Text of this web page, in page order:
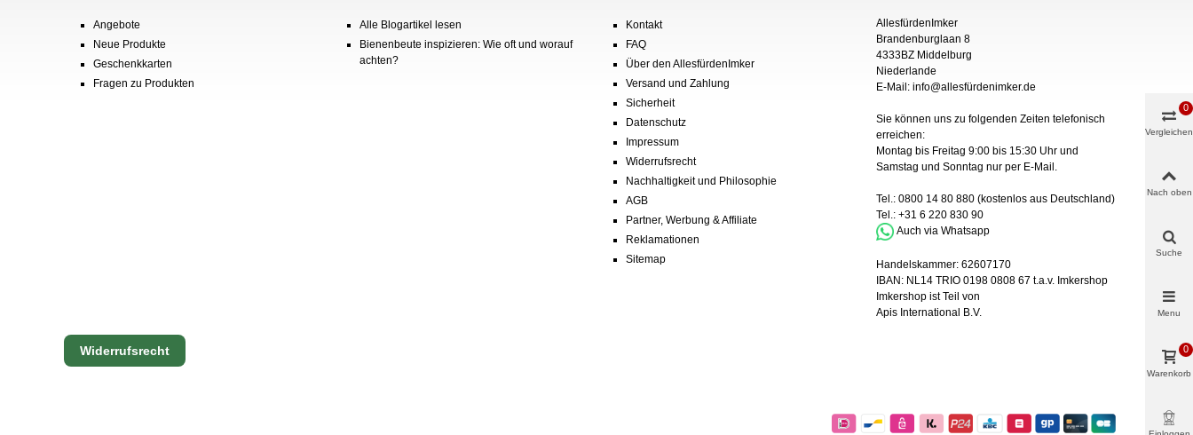
Angebote
Neue Produkte
Geschenkkarten
Fragen zu Produkten
Alle Blogartikel lesen
Bienenbeute inspizieren: Wie oft und worauf
achten?
Kontakt
FAQ
Über den AllesfürdenImker
Versand und Zahlung
Sicherheit
Datenschutz
Impressum
Widerrufsrecht
Nachhaltigkeit und Philosophie
AGB
Partner, Werbung & Affiliate
Reklamationen
Sitemap
AllesfürdenImker
Brandenburglaan 8
4333BZ Middelburg
Niederlande
E-Mail: info@allesfürdenimker.de
Sie können uns zu folgenden Zeiten telefonisch
erreichen:
Montag bis Freitag 9:00 bis 15:30 Uhr und
Samstag und Sonntag nur per E-Mail .
Tel.: 0800 14 80 880 (kostenlos aus Deutschland)
Tel.: +31 6 220 830 90
Auch via Whatsapp
Handelskammer: 62607170
IBAN: NL14 TRIO 0198 0808 67 t.a.v. Imkershop
Imkershop ist Teil von
Apis International B.V.
Widerrufsrecht
Vergleichen
0
Nach oben
Suche
Menu
Warenkorb
0